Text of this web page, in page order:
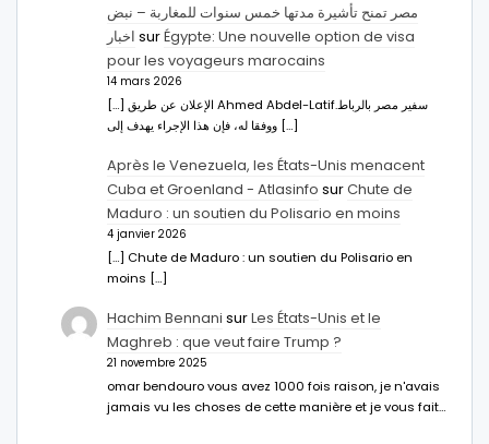
مصر تمنح تأشيرة مدتها خمس سنوات للمغاربة – نبض
اخبار surÉgypte: Une nouvelle option de visa
pour les voyageurs marocains
14 mars 2026
[…] الإعلان عن طريق Ahmed Abdel-Latifسفير مصر بالرباط.
ووفقا له، فإن هذا الإجراء يهدف إلى […]
Après le Venezuela, les États-Unis menacent
Cuba et Groenland - Atlasinfo surChute de
Maduro : un soutien du Polisario en moins
4 janvier 2026
[…] Chute de Maduro : un soutien du Polisario en
moins […]
Hachim Bennani surLes États-Unis et le
Maghreb : que veut faire Trump ?
21 novembre 2025
omar bendouro vous avez 1000 fois raison, je n'avais
jamais vu les choses de cette manière et je vous fait…